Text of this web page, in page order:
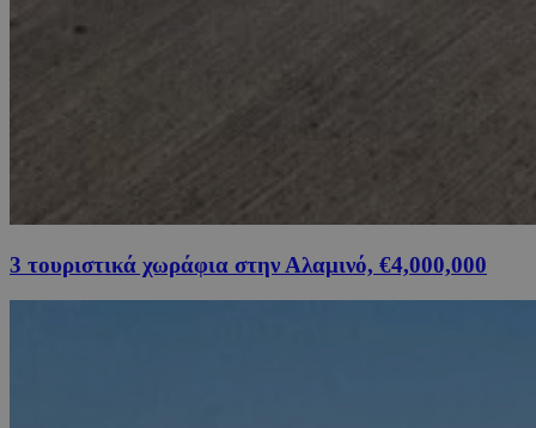
3 τουριστικά χωράφια στην Αλαμινό, €4,000,000